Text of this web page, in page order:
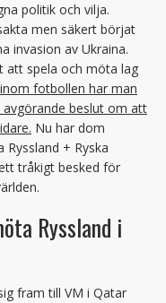
politik och vilja.
men säkert börjat
invasion av Ukraina.
att spela och möta lag
fotbollen har man
avgörande beslut om att
Nu har dom
+ Ryska
tråkigt besked för
Ryssland i
fram till VM i Qatar